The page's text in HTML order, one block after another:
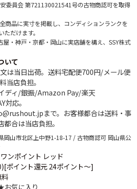
委員会 第721130021541号の古物商認可を取得
商品に実寸を掲載し、コンディションランクを
だけます。
屋・神戸・京都・岡山に実店舗を構え、SSY株式
いて
は当日出荷。送料宅配便700円/メール便
当店負担。
ディ/銀振/Amazon Pay/楽天
応。
まで。お客様都合は送料・事
合は当店負担。
岡山市北区上中野1-18-17 / 古物商認可 岡山県公
ンポイント レッド
[ポイント還元 24ポイント～]
お気に入り